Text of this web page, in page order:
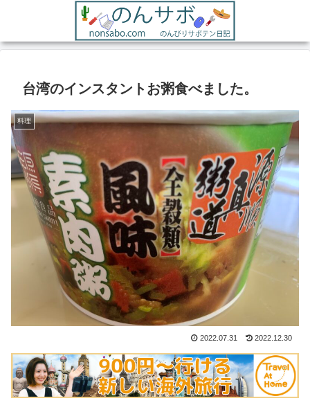
台湾のインスタントお粥食べました。
料理
2022.07.31 2022.12.30